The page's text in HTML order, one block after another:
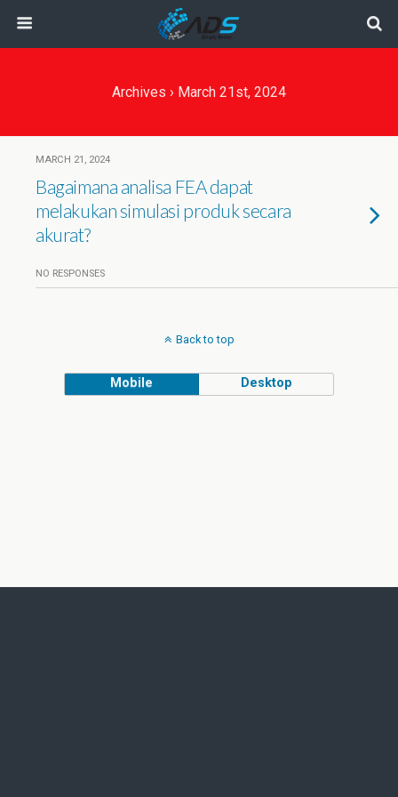
Archives › March 21st, 2024
MARCH 21, 2024
Bagaimana analisa FEA dapat
melakukan simulasi produk secara
akurat?
NO RESPONSES
Back to top
Mobile Desktop